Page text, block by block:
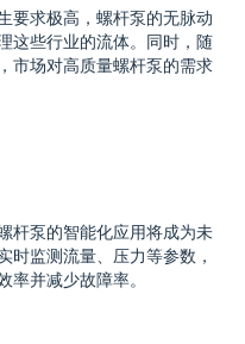
要求极高，螺杆泵的无脉动
这些行业的流体。同时，随
市场对高质量螺杆泵的需求
杆泵的智能化应用将成为未
时监测流量、压力等参数，
并减少故障率。